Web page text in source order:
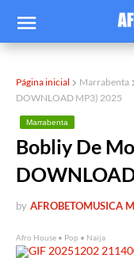
Página inicial Marrabenta
DOWNLOAD MP3) 2025
Marrabenta
Bobliy De
by AFROBETOMUSICA
Afro House • Pop • Naija